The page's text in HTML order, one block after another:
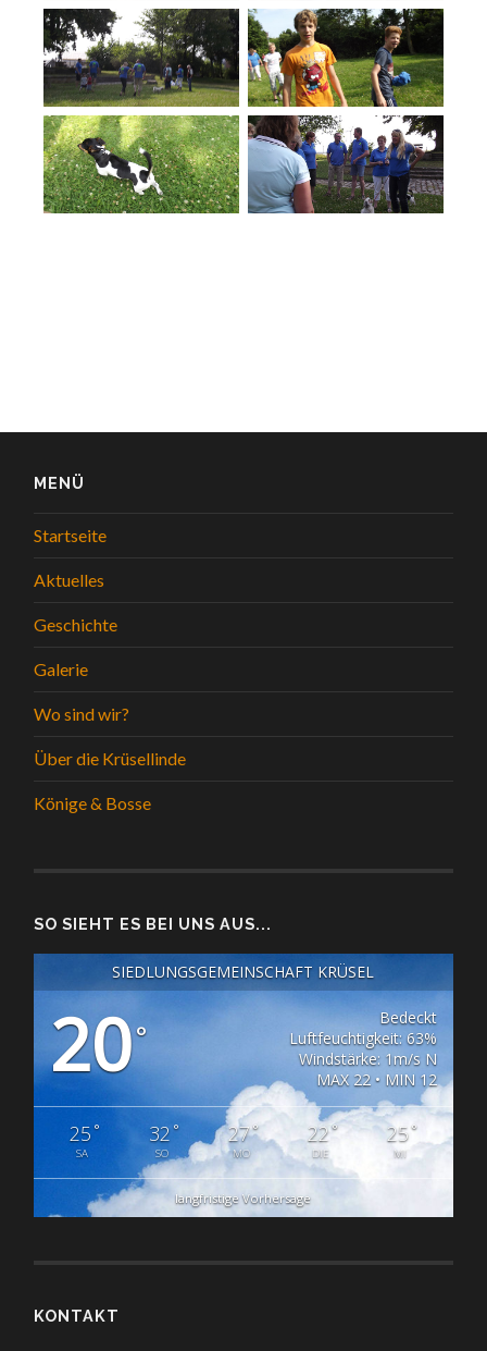
MENÜ
Startseite
Aktuelles
Geschichte
Galerie
Wo sind wir?
Über die Krüsellinde
Könige & Bosse
SO SIEHT ES BEI UNS AUS...
SIEDLUNGSGEMEINSCHAFT KRÜSEL
20°
Bedeckt
Luftfeuchtigkeit: 63%
Windstärke: 1m/s N
MAX 22 • MIN 12
25°
SA
32 °
SO
27°
MO
22°
DIE
25°
MI
langfristige Vorhersage
KONTAKT